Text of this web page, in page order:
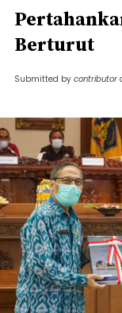
Berturut
Submitted by contributor